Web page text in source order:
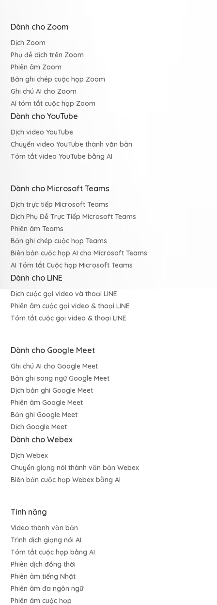
Dành cho Zoom
Dịch Zoom
Phụ đề dịch trên Zoom
Phiên âm Zoom
Bản ghi chép cuộc họp Zoom
Ghi chú AI cho Zoom
AI tóm tắt cuộc họp Zoom
Dành cho YouTube
Dịch video YouTube
Chuyển video YouTube thành văn bản
Tóm tắt video YouTube bằng AI
Dành cho Microsoft Teams
Dịch trực tiếp Microsoft Teams
Dịch Phụ Đề Trực Tiếp Microsoft Teams
Phiên âm Teams
Bản ghi chép cuộc họp Teams
Biên bản cuộc họp AI cho Microsoft Teams
AI Tóm tắt Cuộc họp Microsoft Teams
Dành cho LINE
Dịch cuộc gọi video và thoại LINE
Phiên âm cuộc gọi video & thoại LINE
Tóm tắt cuộc gọi video & thoại LINE
Dành cho Google Meet
Ghi chú AI cho Google Meet
Bản ghi song ngữ Google Meet
Dịch bản ghi Google Meet
Phiên âm Google Meet
Bản ghi Google Meet
Dịch Google Meet
Dành cho Webex
Dịch Webex
Chuyển giọng nói thành văn bản Webex
Biên bản cuộc họp Webex bằng AI
Tính năng
Video thành văn bản
Trình dịch giọng nói AI
Tóm tắt cuộc họp bằng AI
Phiên dịch đồng thời
Phiên âm tiếng Nhật
Phiên âm đa ngôn ngữ
Phiên âm cuộc họp